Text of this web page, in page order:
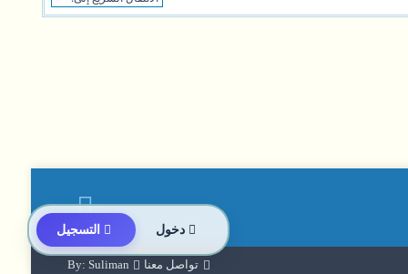
تواصل معنا By: Suliman
دخول التسجيل